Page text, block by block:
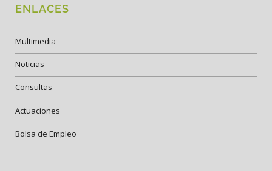
ENLACES
Multimedia
Noticias
Consultas
Actuaciones
Bolsa de Empleo